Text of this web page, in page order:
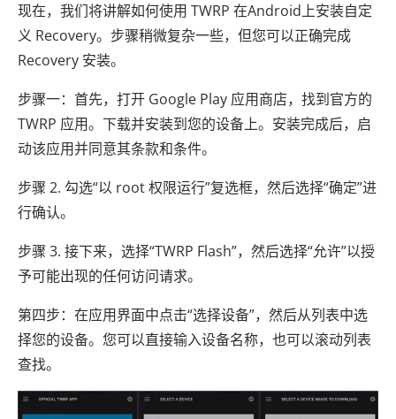
现在，我们将讲解如何使用 TWRP 在Android上安装自定
义 Recovery。步骤稍微复杂一些，但您可以正确完成
Recovery 安装。
步骤一：首先，打开 Google Play 应用商店，找到官方的
TWRP 应用。下载并安装到您的设备上。安装完成后，启
动该应用并同意其条款和条件。
步骤 2. 勾选“以 root 权限运行”复选框，然后选择“确定”进
行确认。
步骤 3. 接下来，选择“TWRP Flash”，然后选择“允许”以授
予可能出现的任何访问请求。
第四步：在应用界面中点击“选择设备”，然后从列表中选
择您的设备。您可以直接输入设备名称，也可以滚动列表
查找。